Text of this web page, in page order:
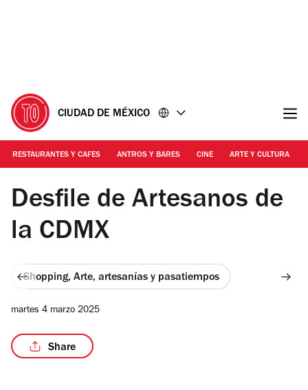
CIUDAD DE MÉXICO
RESTAURANTES Y CAFES ANTROS Y BARES CINE ARTE Y CULTURA
Foto: Cortesía
Desfile de Artesanos de
la CDMX
Shopping, Arte, artesanías y pasatiempos
martes 4 marzo 2025
Share